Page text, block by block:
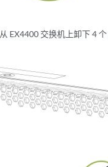
从 EX4400 交换机上卸下 4